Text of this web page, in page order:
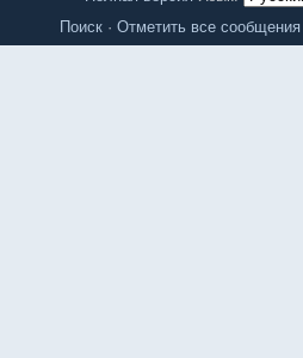
Поиск· Отметить все